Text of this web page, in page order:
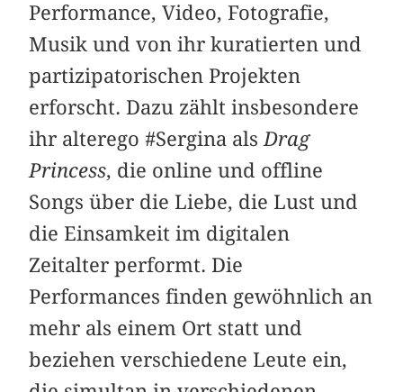
Performance, Video, Fotografie,
Musik und von ihr kuratierten und
partizipatorischen Projekten
erforscht. Dazu zählt insbesondere
ihr alterego #Sergina alsDrag
Princess, die online und offline
Songs über die Liebe, die Lust und
die Einsamkeit im digitalen
Zeitalter performt. Die
Performances finden gewöhnlich an
mehr als einem Ort statt und
beziehen verschiedene Leute ein,